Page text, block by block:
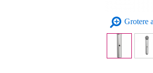
Grotere